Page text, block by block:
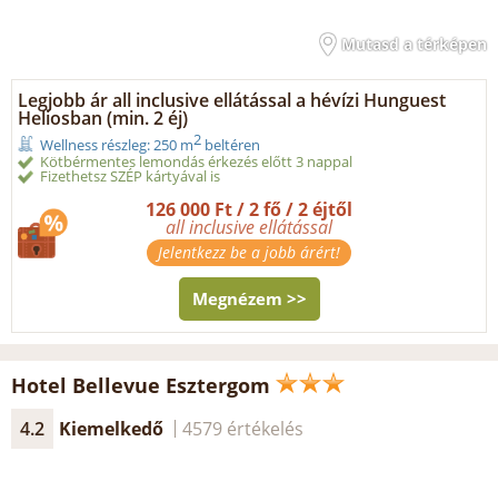
Mutasd a térképen
Legjobb ár all inclusive ellátással a hévízi Hunguest
Heliosban (min. 2 éj)
Wellness részleg: 250 m2 beltéren
Kötbérmentes lemondás érkezés előtt 3 nappal
Fizethetsz SZÉP kártyával is
126 000 Ft / 2 fő / 2 éjtől
all inclusive ellátással
Jelentkezz be a jobb árért!
Megnézem >>
Hotel Bellevue Esztergom
4.2 Kiemelkedő 4579 értékelés